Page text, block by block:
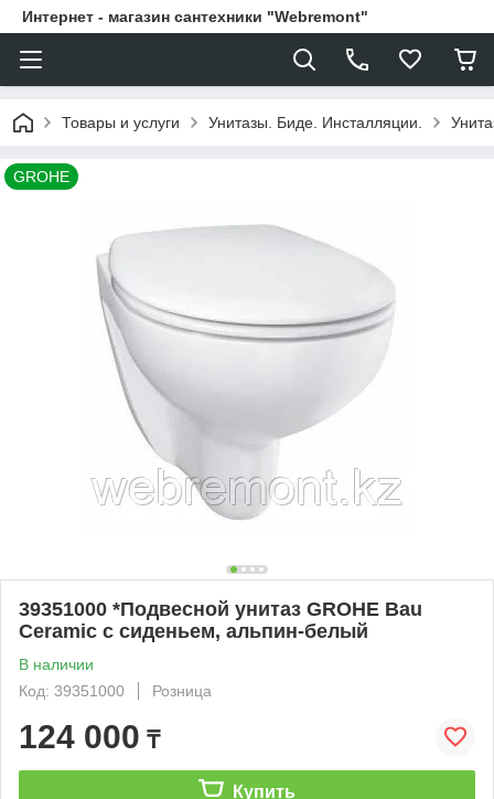
Интернет - магазин сантехники "Webremont"
Товары и услуги Унитазы. Биде. Инсталляции.
GROHE
39351000 *Подвесной унитаз GROHE Bau
Ceramic с сиденьем, альпин-белый
В наличии
Код: 39351000
Розница
124 000 ₸
Купить